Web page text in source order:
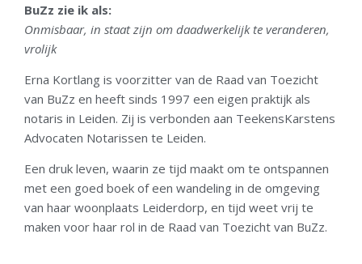
BuZz zie ik als:
Onmisbaar, in staat zijn om daadwerkelijk te veranderen,
vrolijk
Erna Kortlang is voorzitter van de Raad van Toezicht
van BuZz en heeft sinds 1997 een eigen praktijk als
notaris in Leiden. Zij is verbonden aan TeekensKarstens
Advocaten Notarissen te Leiden.
Een druk leven, waarin ze tijd maakt om te ontspannen
met een goed boek of een wandeling in de omgeving
van haar woonplaats Leiderdorp, en tijd weet vrij te
maken voor haar rol in de Raad van Toezicht van BuZz.